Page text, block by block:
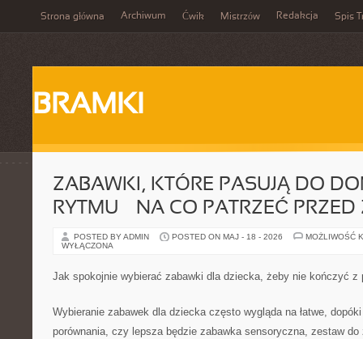
Strona główna Archiwum Ćwik Mistrzów Redakcja Spis
BRAMKI
ZABAWKI, KTÓRE PASUJĄ DO
RYTMU — NA CO PATRZEĆ
POSTED BY ADMIN POSTED ON MAJ - 18 - 2026
MOŻLIWOŚĆ
WYŁĄCZONA
Jak spokojnie wybierać zabawki dla dziecka, żeby nie kończyć z
Wybieranie zabawek dla dziecka często wygląda na łatwe,
porównania, czy lepsza będzie zabawka sensoryczna, zestaw